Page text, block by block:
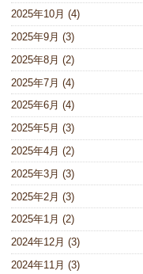
2025年10月 (4)
2025年9月 (3)
2025年8月 (2)
2025年7月 (4)
2025年6月 (4)
2025年5月 (3)
2025年4月 (2)
2025年3月 (3)
2025年2月 (3)
2025年1月 (2)
2024年12月 (3)
2024年11月 (3)